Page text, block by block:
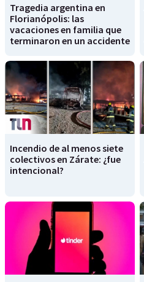
Tragedia argentina en
Florianópolis: las
vacaciones en familia que
terminaron en un accidente
Incendio de al menos siete
colectivos en Zárate: ¿fue
intencional?